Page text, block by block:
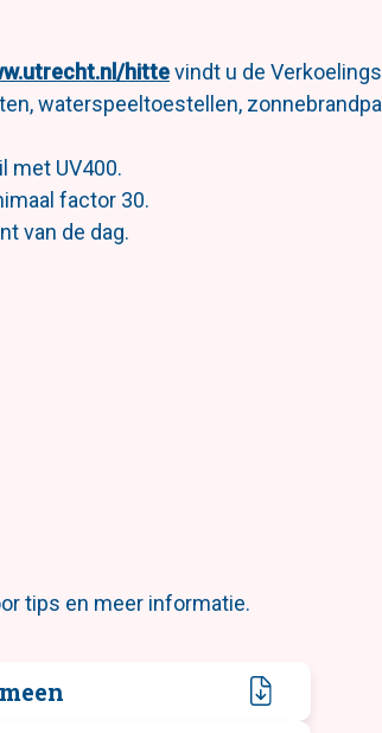
hittevindt u de
waterspeeltoestellen,
met UV400.
factor 30.
van de dag.
tips en meer informatie.